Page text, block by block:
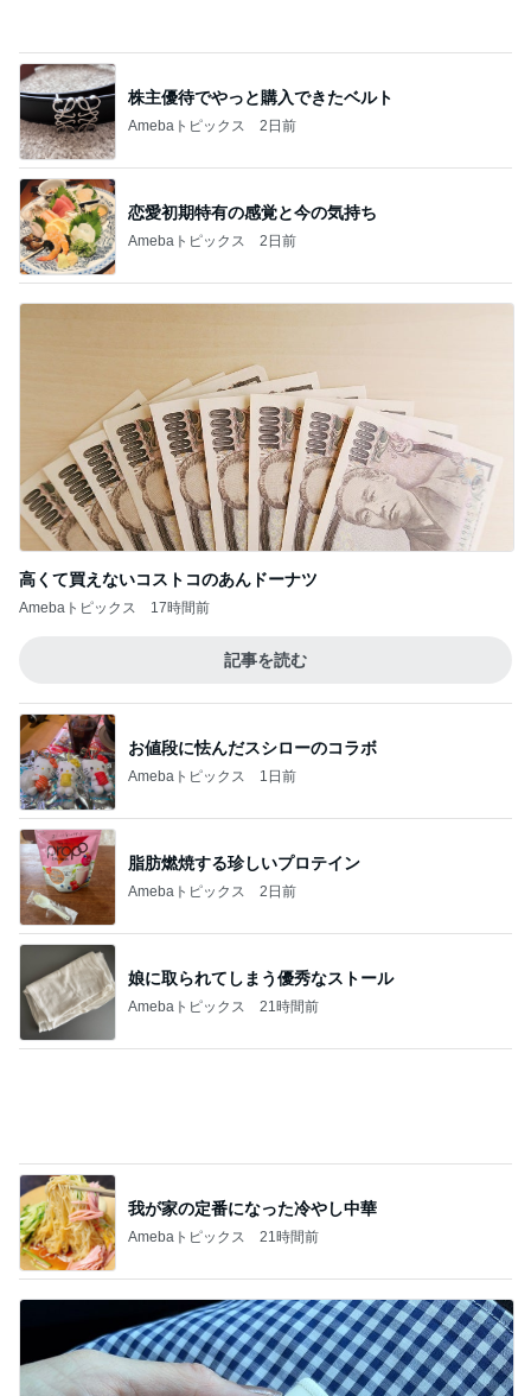
恋愛初期特有の感覚と今の気持ち
Amebaトピックス 2日前
高くて買えないコストコのあんドーナツ
Amebaトピックス 17時間前
記事を読む
Amebaトピックス 1日前
脂肪燃焼する珍しいプロテイン
Amebaトピックス 2日前
娘に取られてしまう優秀なストール
Amebaトピックス 21時間前
我が家の定番になった冷やし中華
Amebaトピックス 21時間前
無くしたCHANELのコンパクト
Amebaトピックス 15時間前